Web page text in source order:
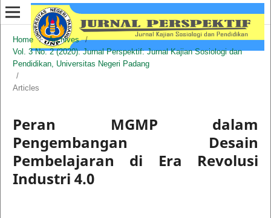
Home / Archives
/
Vol. 3 No. 2 (2020): Jurnal Perspektif: Jurnal Kajian Sosiologi dan
Pendidikan, Universitas Negeri Padang
/
Articles
Peran MGMP dalam
Pengembangan Desain
Pembelajaran di Era Revolusi
Industri 4.0